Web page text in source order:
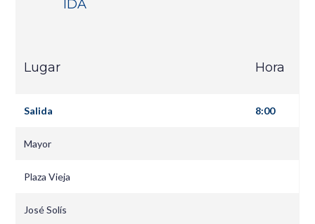
IDA
Lugar Hora
Salida 8:00
Mayor
Plaza Vieja
José Solís